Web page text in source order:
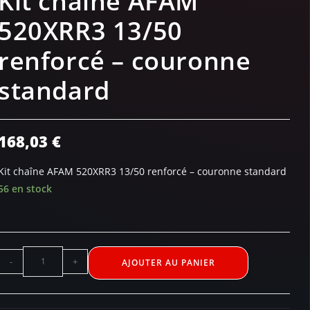
13/50
– couronne
€
chaîne AFAM 520XRR3 13/50 renforcé – couronne standard
en stock
- + AJOUTER AU PANIER